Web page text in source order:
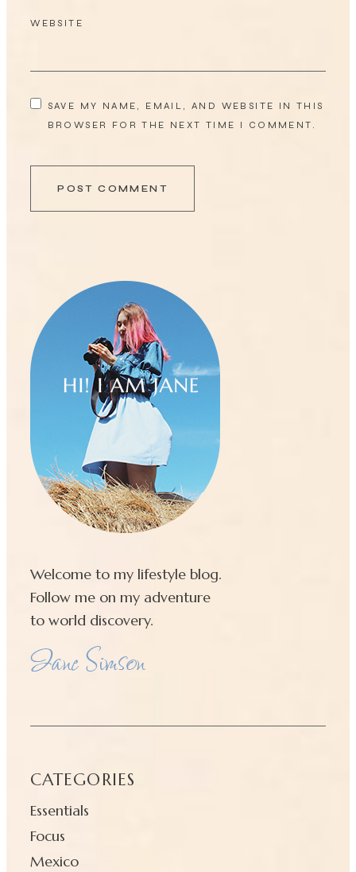
WEBSITE
SAVE MY NAME, EMAIL, AND WEBSITE IN THIS
BROWSER FOR THE NEXT TIME I COMMENT.
POST COMMENT
Welcome to my lifestyle blog.
Follow me on my adventure
to world discovery.
CATEGORIES
Essentials
Focus
Mexico